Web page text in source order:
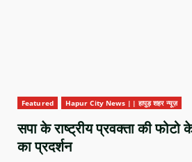
Featured Hapur City News || हापुड़ शहर न्यूज़
सपा के राष्ट्रीय प्रवक्ता की फोटो
का प्रदर्शन